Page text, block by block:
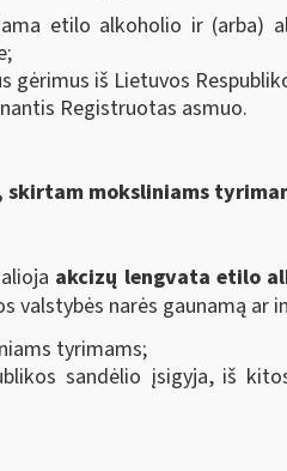
etilo alkoholio ir (arba)
gėrimus iš Lietuvos
Registruotas asmuo.
moksliniams
akcizų lengvata etilo
valstybės narės gaunamą
tyrimams;
sandėlio įsigyja, iš